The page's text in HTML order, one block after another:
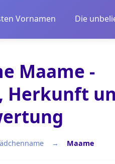
Vornamen Die
Maame -
Herkunft
Maame